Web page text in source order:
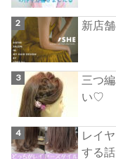
新店
三つ
い♡
レイ
する話